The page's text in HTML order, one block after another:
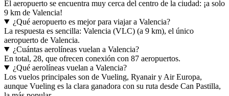
El aeropuerto se encuentra muy cerca del centro de la ciudad: ¡a solo
9 km de Valencia!
¿Qué aeropuerto es mejor para viajar a Valencia?
La respuesta es sencilla: Valencia (VLC) (a 9 km), el único
aeropuerto de Valencia.
¿Cuántas aerolíneas vuelan a Valencia?
En total, 28, que ofrecen conexión con 87 aeropuertos.
¿Qué aerolíneas vuelan a Valencia?
Los vuelos principales son de Vueling, Ryanair y Air Europa,
aunque Vueling es la clara ganadora con su ruta desde Can Pastilla,